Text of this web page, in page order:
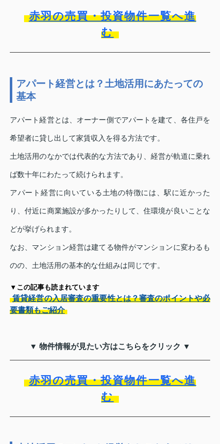
赤羽の売買・投資物件一覧へ進
む
アパート経営とは？土地活用にあたっての
基本
アパート経営とは、オーナー側でアパートを建て、各住戸を
希望者に貸し出して家賃収入を得る方法です。
土地活用のなかでは代表的な方法であり、経営が軌道に乗れ
ば数十年にわたって続けられます。
アパート経営に向いている土地の特徴には、駅に近かった
り、付近に商業施設が多かったりして、住環境が良いことな
どが挙げられます。
なお、マンション経営は建てる物件がマンションに変わるも
のの、土地活用の基本的な仕組みは同じです。
▼この記事も読まれています
賃貸経営の入居審査の重要性とは？審査のポイントや必
要書類もご紹介
▼ 物件情報が見たい方はこちらをクリック ▼
赤羽の売買・投資物件一覧へ進
む